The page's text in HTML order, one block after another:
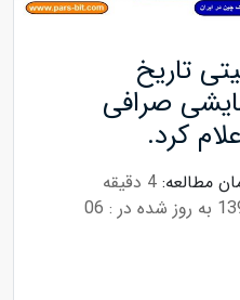
تاریخ
صرافی
کرد.
مطالعه: 4 دقیقه
به روز شده در : 06